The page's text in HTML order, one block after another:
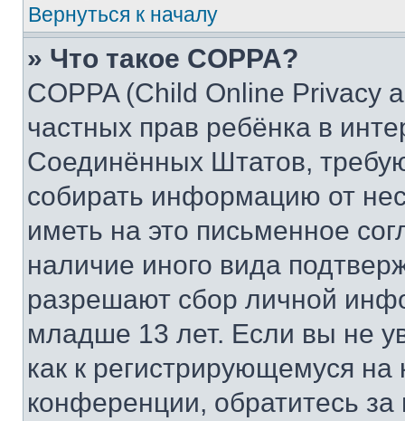
Вернуться к началу
» Что такое COPPA?
COPPA (Child Online Privacy
частных прав ребёнка в
Соединённых Штатов,
собирать информацию от
иметь на это письменное
наличие иного вида
разрешают сбор личной
младше 13 лет. Если вы не
как к регистрирующемуся
конференции, обратитесь